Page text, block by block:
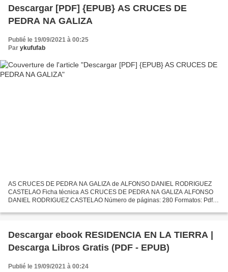
Descargar [PDF] {EPUB} AS CRUCES DE
PEDRA NA GALIZA
Publié le 19/09/2021 à 00:25
Par ykufufab
AS CRUCES DE PEDRA NA GALIZA de ALFONSO DANIEL RODRIGUEZ
CASTELAO Ficha técnica AS CRUCES DE PEDRA NA GALIZA ALFONSO
DANIEL RODRIGUEZ CASTELAO Número de páginas: 280 Formatos: Pdf,
1990...
Descargar ebook RESIDENCIA EN LA TIERRA |
Descarga Libros Gratis (PDF - EPUB)
Publié le 19/09/2021 à 00:24